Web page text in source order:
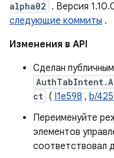
alpha02 . Версия
следующие коммиты .
Изменения в API
Сделан публичным
ct ( I1e598 , b/
Переименуйте
элементов
соответствовал